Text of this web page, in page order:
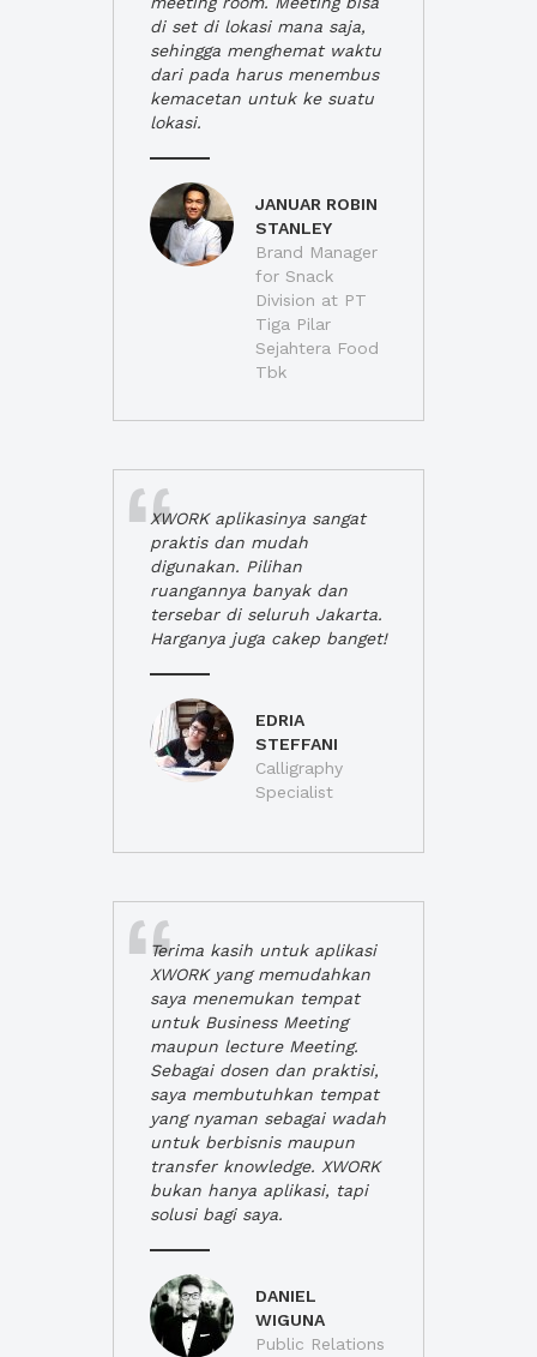
di set di lokasi mana saja,
sehingga menghemat waktu
dari pada harus menembus
kemacetan untuk ke suatu
lokasi.
JANUAR ROBIN
STANLEY
Brand Manager
for Snack
Division at PT
Tiga Pilar
Sejahtera Food
Tbk
XWORK aplikasinya sangat
praktis dan mudah
digunakan. Pilihan
ruangannya banyak dan
tersebar di seluruh Jakarta.
Harganya juga cakep banget!
EDRIA
STEFFANI
Calligraphy
Specialist
Terima kasih untuk aplikasi
XWORK yang memudahkan
saya menemukan tempat
untuk Business Meeting
maupun lecture Meeting.
Sebagai dosen dan praktisi,
saya membutuhkan tempat
yang nyaman sebagai wadah
untuk berbisnis maupun
transfer knowledge. XWORK
bukan hanya aplikasi, tapi
solusi bagi saya.
DANIEL
WIGUNA
Public Relations